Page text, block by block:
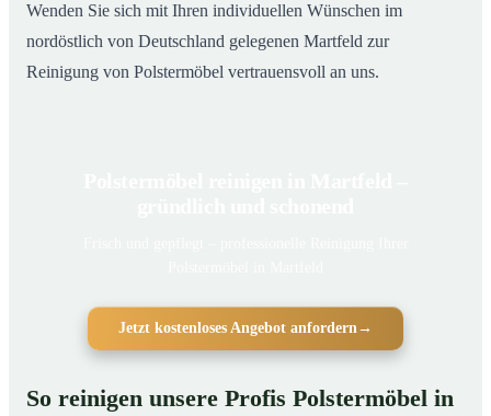
Wenden Sie sich mit Ihren individuellen Wünschen im
nordöstlich von Deutschland gelegenen Martfeld zur
Reinigung von Polstermöbel vertrauensvoll an uns.
Jetzt kostenloses Angebot anfordern→
So reinigen unsere Profis Polstermöbel in